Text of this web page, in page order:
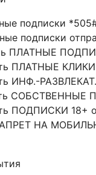
подписки
подписки
ПЛАТНЫЕ
ПЛАТНЫЕ
ИНФ.-
СОБСТВЕННЫЕ
ПОДПИСКИ 18+
НА